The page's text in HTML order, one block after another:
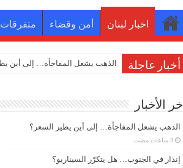
اخبار لبنان أمن وقضاء متفرقات
أخبار عاجلة إنذار
أخر الأخبار
الذهب يشعل المفاجأة… إلى أين يطير السعر؟
إنذار في الجنوب… هل يتكرّر السيناريو؟